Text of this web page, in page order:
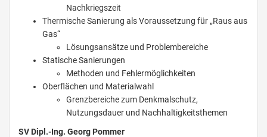
Nachkriegszeit
Thermische Sanierung als Voraussetzung für „Raus aus
Gas“
Lösungsansätze und Problembereiche
Statische Sanierungen
Methoden und Fehlermöglichkeiten
Oberflächen und Materialwahl
Grenzbereiche zum Denkmalschutz,
Nutzungsdauer und Nachhaltigkeitsthemen
SV Dipl.-Ing. Georg Pommer